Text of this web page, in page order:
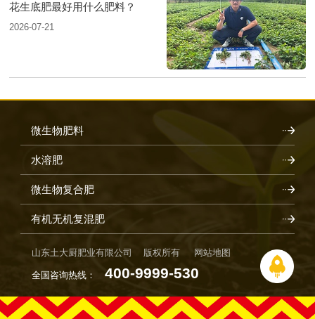
花生底肥最好用什么肥料？
2026-07-21
微生物肥料
水溶肥
微生物复合肥
有机无机复混肥
山东土大厨肥业有限公司 版权所有 网站地图
全国咨询热线： 400-9999-530